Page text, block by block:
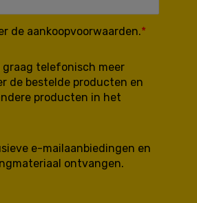
de aankoopvoorwaarden.
telefonisch meer
de bestelde producten en
producten in het
e-mailaanbiedingen en
ontvangen.